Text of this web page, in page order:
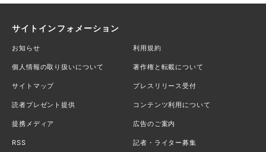
サイトインフォメーション
お知らせ 利用規約
個人情報の取り扱いについて 著作権と転載について
サイトマップ プレスリリース受付
読者プレゼント提供 コンテンツ利用について
提携メディア 広告のご案内
RSS 記者・ライター募集